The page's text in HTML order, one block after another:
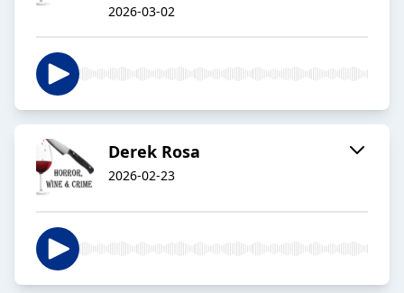
2026-03-02
Derek Rosa
2026-02-23